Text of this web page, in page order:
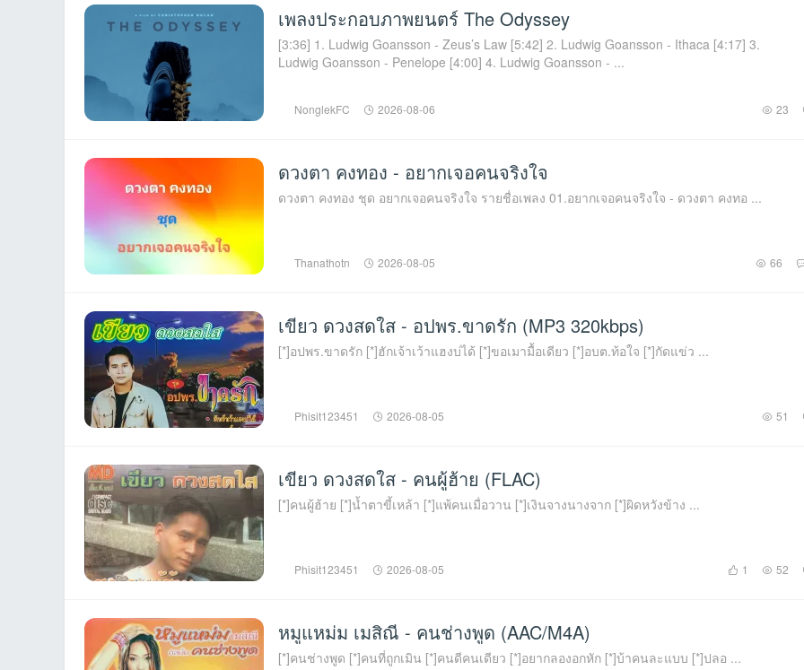
เพลงประกอบภาพยนตร์ The Odyssey
[3:36] 1. Ludwig Goansson - Zeus’s Law [5:42] 2. Ludwig Goansson - Ithaca [4:17] 3.
Ludwig Goansson - Penelope [4:00] 4. Ludwig Goansson - ...
NonglekFC 2026-08-06 23
ดวงตา คงทอง - อยากเจอคนจริงใจ
ดวงตา คงทอง ชุด อยากเจอคนจริงใจ รายชื่อเพลง 01.อยากเจอคนจริงใจ - ดวงตา คงทอ ...
Thanathotn 2026-08-05 66
เขียว ดวงสดใส - อปพร.ขาดรัก (MP3 320kbps)
[*]อปพร.ขาดรัก [*]ฮักเจ้าเว้าแฮงบ่ได้ [*]ขอเมามื้อเดียว [*]อบต.ท้อใจ [*]กัดแข่ว ...
Phisit123451 2026-08-05 51
เขียว ดวงสดใส - คนผู้ฮ้าย (FLAC)
[*]คนผู้ฮ้าย [*]น้ำตาขี้เหล้า [*]แพ้คนเมื่อวาน [*]เงินจางนางจาก [*]ผิดหวังข้าง ...
Phisit123451 2026-08-05 1 52
หมูแหม่ม เมสิณี - คนช่างพูด (AAC/M4A)
[*]คนช่างพูด [*]คนที่ถูกเมิน [*]คนดีคนเดียว [*]อยากลองอกหัก [*]บ้าคนละแบบ [*]ปลอ ...